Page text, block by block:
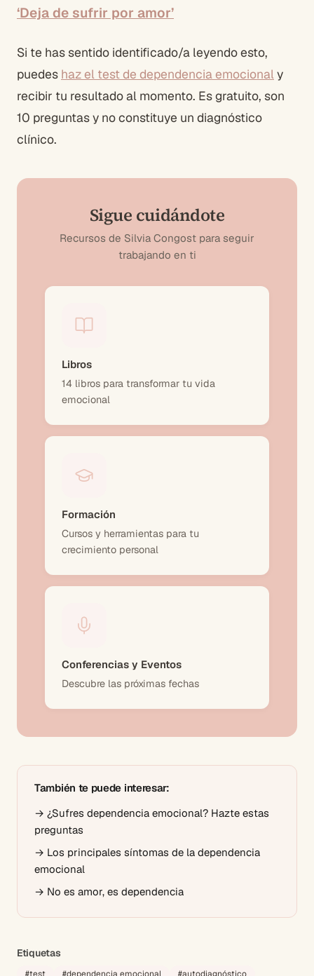
‘Deja de sufrir por amor’
Si te has sentido identificado/a leyendo esto,
puedes haz el test de dependencia emocionaly
recibir tu resultado al momento. Es gratuito, son
10 preguntas y no constituye un diagnóstico
clínico.
Sigue cuidándote
Recursos de Silvia Congost para seguir
trabajando en ti
Libros
14 libros para transformar tu vida
emocional
Formación
Cursos y herramientas para tu
crecimiento personal
Conferencias y Eventos
Descubre las próximas fechas
También te puede interesar:
→ ¿Sufres dependencia emocional? Hazte estas
preguntas
→ Los principales síntomas de la dependencia
emocional
→ No es amor, es dependencia
Etiquetas